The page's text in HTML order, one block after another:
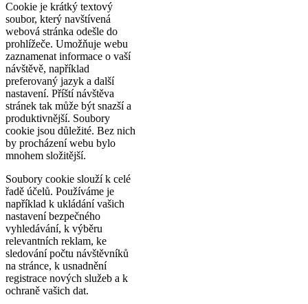
Cookie je krátký textový
soubor, který navštívená
webová stránka odešle do
prohlížeče. Umožňuje webu
zaznamenat informace o vaší
návštěvě, například
preferovaný jazyk a další
nastavení. Příští návštěva
stránek tak může být snazší a
produktivnější. Soubory
cookie jsou důležité. Bez nich
by procházení webu bylo
mnohem složitější.
Soubory cookie slouží k celé
řadě účelů. Používáme je
například k ukládání vašich
nastavení bezpečného
vyhledávání, k výběru
relevantních reklam, ke
sledování počtu návštěvníků
na stránce, k usnadnění
registrace nových služeb a k
ochraně vašich dat.